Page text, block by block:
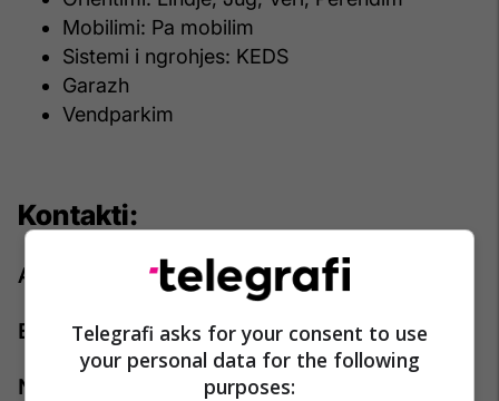
Mobilimi: Pa mobilim
Sistemi i ngrohjes: KEDS
Garazh
Vendparkim
Kontakti:
Agjenti: Iliriana Maxhuni
Emaili:iliriana.maxhuni@pro-rks.com
Numri i telefonit: +383 44 888 444
Telegrafi asks for your consent to use
your personal data for the following
purposes: